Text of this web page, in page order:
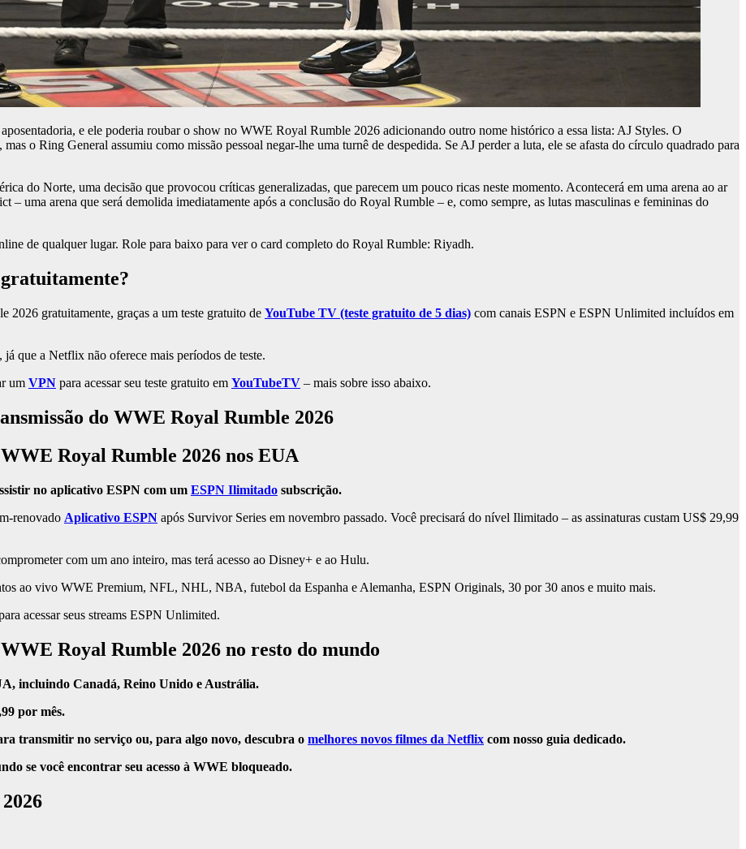
e ele poderia roubar o show no WWE Royal Rumble 2026 adicionando outro nome histórico a essa lista: AJ Styles. O
o Ring General assumiu como missão pessoal negar-lhe uma turnê de despedida. Se AJ perder a luta, ele se afasta do círculo quadrado para
do Norte, uma decisão que provocou críticas generalizadas, que parecem um pouco ricas neste momento. Acontecerá em uma arena ao ar
uma arena que será demolida imediatamente após a conclusão do Royal Rumble – e, como sempre, as lutas masculinas e femininas do
de qualquer lugar. Role para baixo para ver o card completo do Royal Rumble: Riyadh.
2026 gratuitamente, graças a um teste gratuito de YouTube TV (teste gratuito de 5 dias) com canais ESPN e ESPN Unlimited incluídos em
que a Netflix não oferece mais períodos de teste.
um VPN para acessar seu teste gratuito em YouTubeTV – mais sobre isso abaixo.
do WWE Royal Rumble 2026
Royal Rumble 2026 nos EUA
no aplicativo ESPN com um ESPN Ilimitado subscrição.
renovado Aplicativo ESPN após Survivor Series em novembro passado. Você precisará do nível Ilimitado – as assinaturas custam US$ 29,99
com um ano inteiro, mas terá acesso ao Disney+ e ao Hulu.
ao vivo WWE Premium, NFL, NHL, NBA, futebol da Espanha e Alemanha, ESPN Originals, 30 por 30 anos e muito mais.
acessar seus streams ESPN Unlimited.
Royal Rumble 2026 no resto do mundo
incluindo Canadá, Reino Unido e Austrália.
por mês.
transmitir no serviço ou, para algo novo, descubra o melhores novos filmes da Netflix com nosso guia dedicado.
se você encontrar seu acesso à WWE bloqueado.